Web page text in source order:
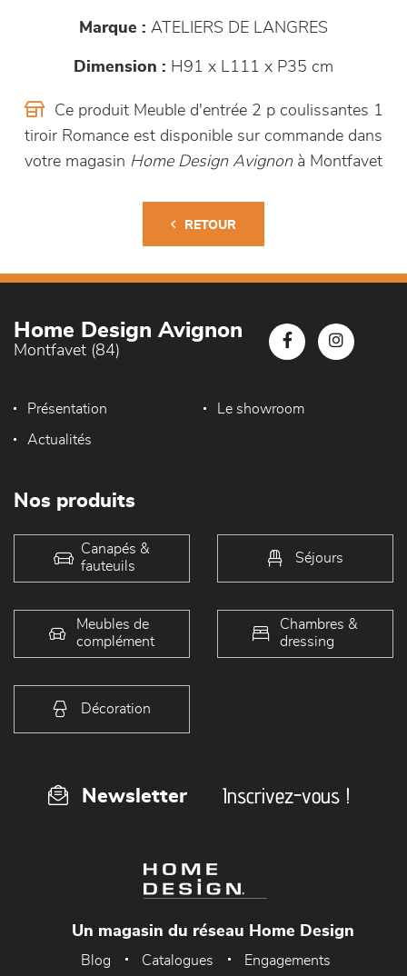
Marque : ATELIERS DE LANGRES
Dimension : H91 x L111 x P35 cm
Ce produit Meuble d'entrée 2 p coulissantes 1
tiroir Romance est disponible sur commande dans
votre magasin Home Design Avignonà Montfavet
RETOUR
Home Design Avignon
Montfavet (84)
Présentation Le showroom
Actualités
Nos produits
Canapés &
fauteuils
Séjours
Meubles de
complément
Chambres &
dressing
Décoration
Newsletter Inscrivez-vous !
Un magasin du réseau Home Design
Blog Catalogues Engagements